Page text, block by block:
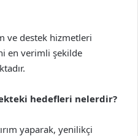
ve destek hizmetleri
en verimli şekilde
hedefleri nelerdir?
yaparak, yenilikçi